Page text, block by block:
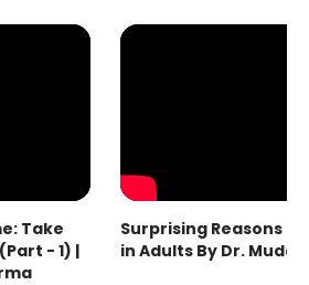
Take
- 1) |
Surprising Reasons
in Adults By Dr.